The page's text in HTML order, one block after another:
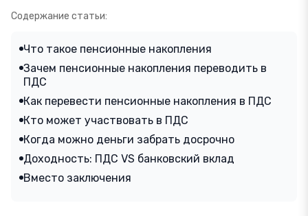
Содержание статьи:
Что такое пенсионные накопления
Зачем пенсионные накопления переводить в
ПДС
Как перевести пенсионные накопления в ПДС
Кто может участвовать в ПДС
Когда можно деньги забрать досрочно
Доходность: ПДС VS банковский вклад
Вместо заключения